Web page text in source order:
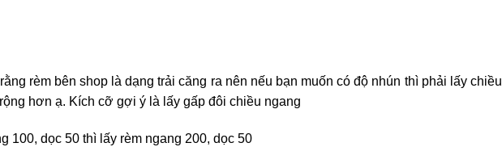
rèm bên shop là dạng trải căng ra nên nếu bạn muốn có độ nhún thì phải lấy chiều
hơn ạ. Kích cỡ gợi ý là lấy gấp đôi chiều ngang
100, dọc 50 thì lấy rèm ngang 200, dọc 50